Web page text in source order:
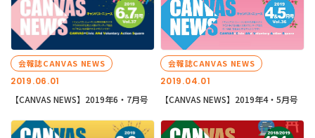
2019.06.01
会報誌CANVAS NEWS
【CANVAS NEWS】2019年6・7月号
2019.04.01
会報誌CANVAS NEWS
【CANVAS NEWS】2019年4・5月号